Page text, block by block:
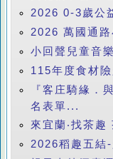
2026 0-3歲公
2026 萬國通
小回聲兒童音
115年度食材
『客庄騎緣．
名表單...
來宜蘭‧找茶
2026稻趣五結